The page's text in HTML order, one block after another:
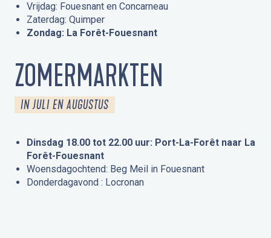
Vrijdag: Fouesnant en Concarneau
Zaterdag: Quimper
Zondag: La Forêt-Fouesnant
ZOMERMARKTEN
IN JULI EN AUGUSTUS
Dinsdag 18.00 tot 22.00 uur: Port-La-Forêt naar La
Forêt-Fouesnant
Woensdagochtend: Beg Meil in Fouesnant
Donderdagavond : Locronan